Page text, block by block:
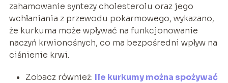
zahamowanie syntezy cholesterolu oraz jego
wchłaniania z przewodu pokarmowego, wykazano,
że kurkuma może wpływać na funkcjonowanie
naczyń krwionośnych, co ma bezpośredni wpływ na
ciśnienie krwi.
Zobacz również: Ile kurkumy można spożywać